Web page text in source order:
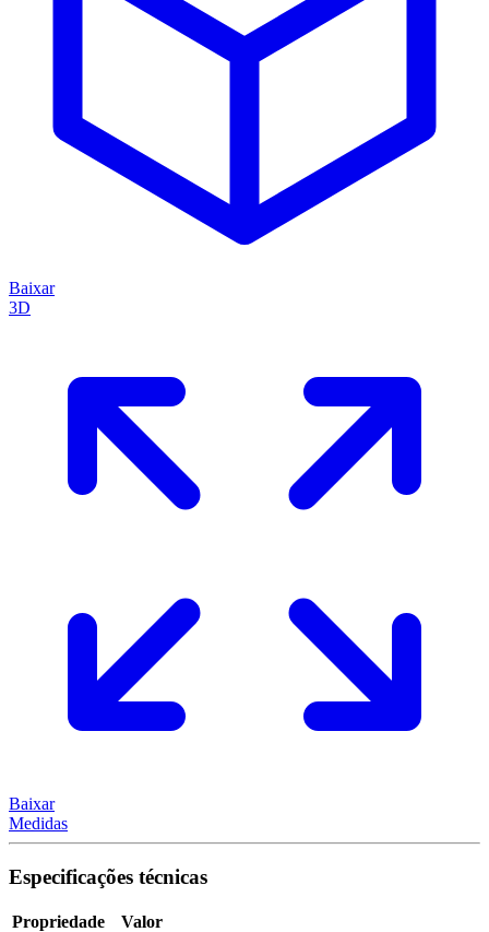
Baixar
3D
Baixar
Medidas
Especificações técnicas
Propriedade
Valor